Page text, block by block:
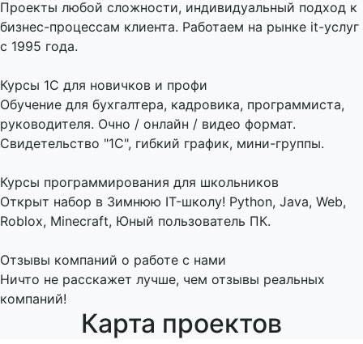
Проекты любой сложности, индивидуальный подход к
бизнес-процессам клиента. Работаем на рынке it-услуг
с 1995 года.
Курсы 1С для новичков и профи
Обучение для бухгалтера, кадровика, программиста,
руководителя. Очно / онлайн / видео формат.
Свидетельство "1С", гибкий график, мини-группы.
Курсы программирования для школьников
Открыт набор в Зимнюю IT-школу! Python, Java, Web,
Roblox, Minecraft, Юный пользователь ПК.
Отзывы компаний о работе с нами
Ничто не расскажет лучше, чем отзывы реальных
компаний!
Карта проектов